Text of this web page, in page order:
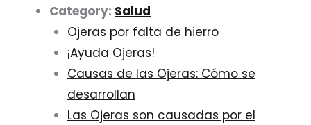
Category: Salud
Ojeras por falta de hierro
¡Ayuda Ojeras!
Causas de las Ojeras: Cómo se
desarrollan
Las Ojeras son causadas por el